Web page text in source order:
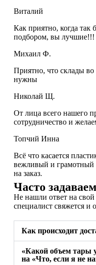
Виталий
Как приятно, когда так
подбором, вы лучшие!!!
Михаил Ф.
Приятно, что склады во
нужны
Николай Щ.
От лица всего нашего
сотрудничество и
Топчий Инна
Всё что касается
вежливый и грамотный
на заказ.
Часто
Не нашли ответ на свой
специалист свяжется и
Как происходит
«Какой объем тары
на «Что, если я не